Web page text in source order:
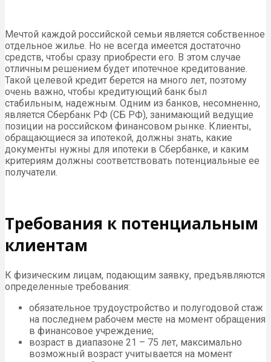
Мечтой каждой российской семьи является собственное
отдельное жилье. Но не всегда имеется достаточно
средств, чтобы сразу приобрести его. В этом случае
отличным решением будет ипотечное кредитование.
Такой целевой кредит берется на много лет, поэтому
очень важно, чтобы кредитующий банк был
стабильным, надежным. Одним из банков, несомненно,
является Сбербанк РФ (СБ РФ), занимающий ведущие
позиции на российском финансовом рынке. Клиенты,
обращающиеся за ипотекой, должны знать, какие
документы нужны для ипотеки в Сбербанке, и каким
критериям должны соответствовать потенциальные ее
получатели.
Требования к потенциальным
клиентам
К физическим лицам, подающим заявку, предъявляются
определенные требования:
обязательное трудоустройство и полугодовой стаж
на последнем рабочем месте на момент обращения
в финансовое учреждение;
возраст в диапазоне 21 – 75 лет, максимально
возможный возраст учитывается на момент